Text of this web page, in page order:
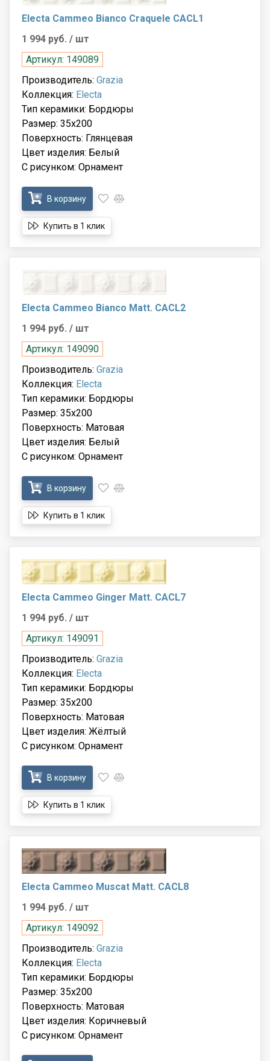
Electa Cammeo Bianco Craquele CACL1
1 994 руб. / шт
Артикул: 149089
Производитель: Grazia
Коллекция: Electa
Тип керамики: Бордюры
Размер: 35x200
Поверхность: Глянцевая
Цвет изделия: Белый
С рисунком: Орнамент
В корзину
Купить в 1 клик
Electa Cammeo Bianco Matt. CACL2
1 994 руб. / шт
Артикул: 149090
Производитель: Grazia
Коллекция: Electa
Тип керамики: Бордюры
Размер: 35x200
Поверхность: Матовая
Цвет изделия: Белый
С рисунком: Орнамент
В корзину
Купить в 1 клик
Electa Cammeo Ginger Matt. CACL7
1 994 руб. / шт
Артикул: 149091
Производитель: Grazia
Коллекция: Electa
Тип керамики: Бордюры
Размер: 35x200
Поверхность: Матовая
Цвет изделия: Жёлтый
С рисунком: Орнамент
В корзину
Купить в 1 клик
Electa Cammeo Muscat Matt. CACL8
1 994 руб. / шт
Артикул: 149092
Производитель: Grazia
Коллекция: Electa
Тип керамики: Бордюры
Размер: 35x200
Поверхность: Матовая
Цвет изделия: Коричневый
С рисунком: Орнамент